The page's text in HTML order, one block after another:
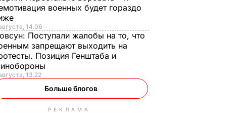
военных будет гораздо
14.06
Поступали жалобы на то, что
запрещают выходить на
Позиция Генштаба и
13.22
Больше блогов
РЕКЛАМА